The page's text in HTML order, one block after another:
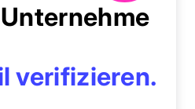
verifizieren.